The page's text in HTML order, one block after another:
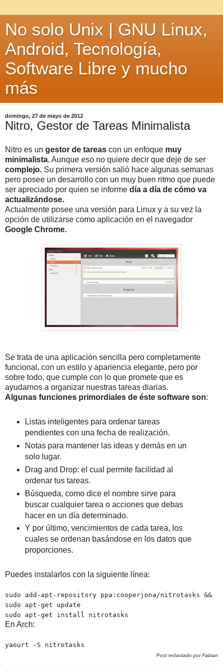
No solo Unix | GNU Linux,
Android, Tecnología,
Software Libre y mucho
más
domingo, 27 de mayo de 2012
Nitro, Gestor de Tareas Minimalista
Nitro es un gestor de tareas con un enfoque muy
minimalista.Aunque eso no quiere decir que deje de ser
complejo. Su primera versión salió hace algunas semanas
pero posee un desarrollo con un muy buen ritmo que puede
ser apreciado por quien se informe día a día de cómo va
actualizándose.
Actualmente posee una versión para Linux y a su vez la
opción de utilizarse como aplicación en el navegador
Google Chrome.
Se trata de una aplicación sencilla pero completamente
funcional, con un estilo y apariencia elegante, pero por
sobre todo, que cumple con lo que promete que es
ayudarnos a organizar nuestras tareas diarias.
Algunas funciones primordiales de éste software son:
Listas inteligentes para ordenar tareas
pendientes con una fecha de realización.
Notas para mantener las ideas y demás en un
solo lugar.
Drag and Drop: el cual permite facilidad al
ordenar tus tareas.
Búsqueda, como dice el nombre sirve para
buscar cualquier tarea o acciones que debas
hacer en un día determinado.
Y por último, vencimientos de cada tarea, los
cuales se ordenan basándose en los datos que
proporciones.
Puedes instalarlos con la siguiente línea:
sudo add-apt-repository ppa:cooperjona/nitrotasks &&
sudo apt-get update
sudo apt-get install nitrotasks
En Arch:
yaourt -S nitrotasks
Post redactado por Fabian